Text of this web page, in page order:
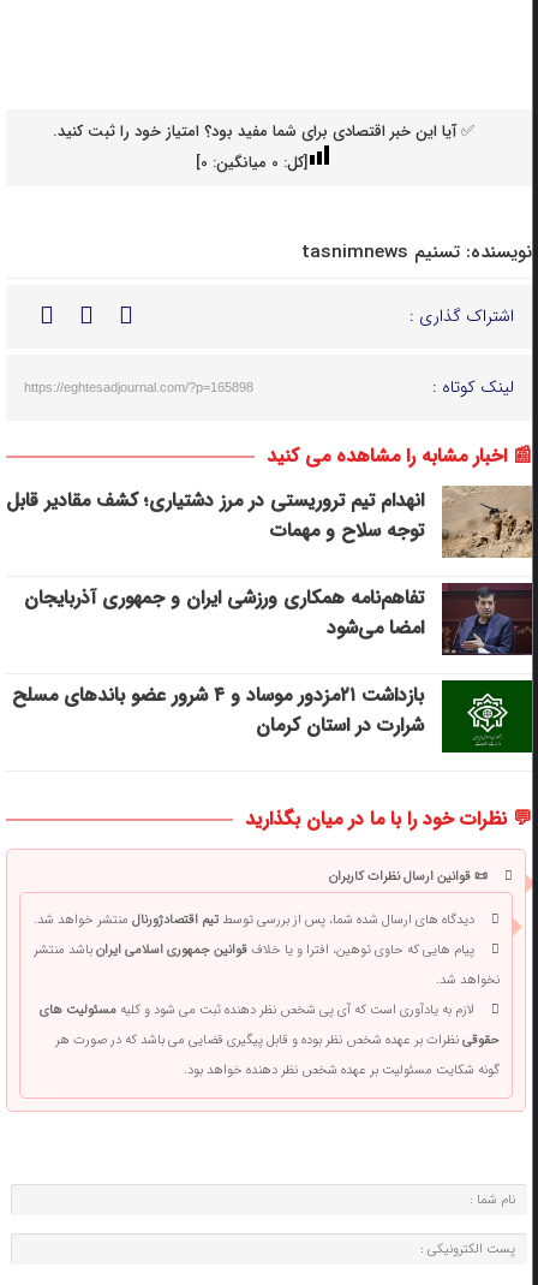
✅ آیا این خبر اقتصادی برای شما مفید بود؟ امتیاز خود را ثبت کنید.
[کل: 0میانگین: 0
]
نویسنده: تسنیم tasnimnews
اشتراک گذاری :
لینک کوتاه : https://eghtesadjournal.com/?p=165898
📰 اخبار مشابه را مشاهده می کنید
انهدام تیم تروریستی در مرز دشتیاری؛ کشف مقادیر قابل
توجه سلاح و مهمات
تفاهم‌نامه همکاری ورزشی ایران و جمهوری آذربایجان
امضا می‌شود
بازداشت ۲۱مزدور موساد و ۴ شرور عضو باندهای مسلح
شرارت در استان کرمان
💬 نظرات خود را با ما در میان بگذارید
📜 قوانین ارسال نظرات کاربران
دیدگاه های ارسال شده شما، پس از بررسی توسطتیم اقتصادژورنالمنتشر خواهد شد.
پیام هایی که حاوی توهین، افترا و یا خلافقوانین جمهوری اسلامی ایرانباشد منتشر
نخواهد شد.
لازم به یادآوری است که آی پی شخص نظر دهنده ثبت می شود و کلیهمسئولیت های
حقوقینظرات بر عهده شخص نظر بوده و قابل پیگیری قضایی می باشد که در صورت هر
گونه شکایت مسئولیت بر عهده شخص نظر دهنده خواهد بود.